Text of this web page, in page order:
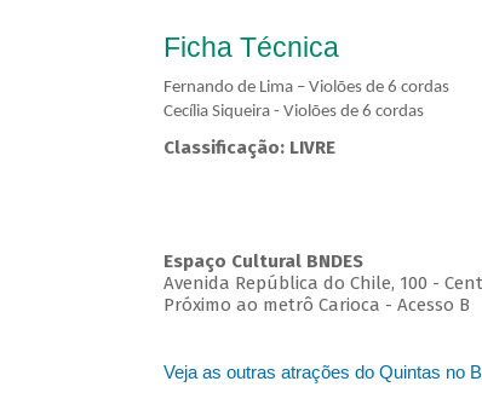
Ficha Técnica
Fernando de Lima – Violões de 6 cordas
Cecília Siqueira - Violões de 6 cordas
Classificação: LIVRE
Espaço Cultural BNDES
Avenida República do Chile, 100 -
Próximo ao metrô Carioca - Acesso B
Veja as outras atrações do Quintas no